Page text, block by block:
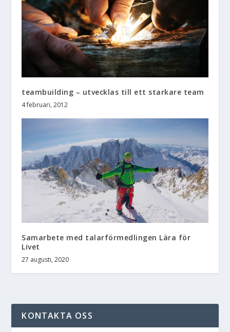
teambuilding – utvecklas till ett starkare team
4 februari, 2012
Samarbete med talarförmedlingen Lära för
Livet
27 augusti, 2020
KONTAKTA OSS